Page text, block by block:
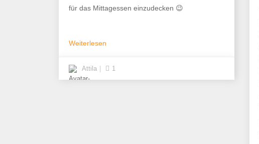
für das Mittagessen einzudecken 😉
Weiterlesen
Attila 1